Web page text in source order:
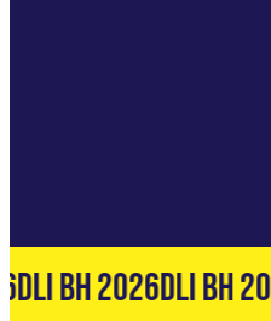
DLI BH 2026DLI BH